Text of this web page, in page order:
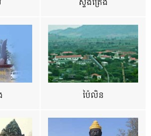
ស្ទឹងត្រែង
ប៉ៃលិន